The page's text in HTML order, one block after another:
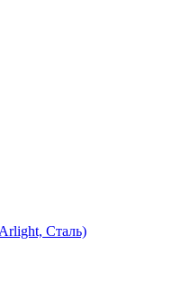
Сталь)